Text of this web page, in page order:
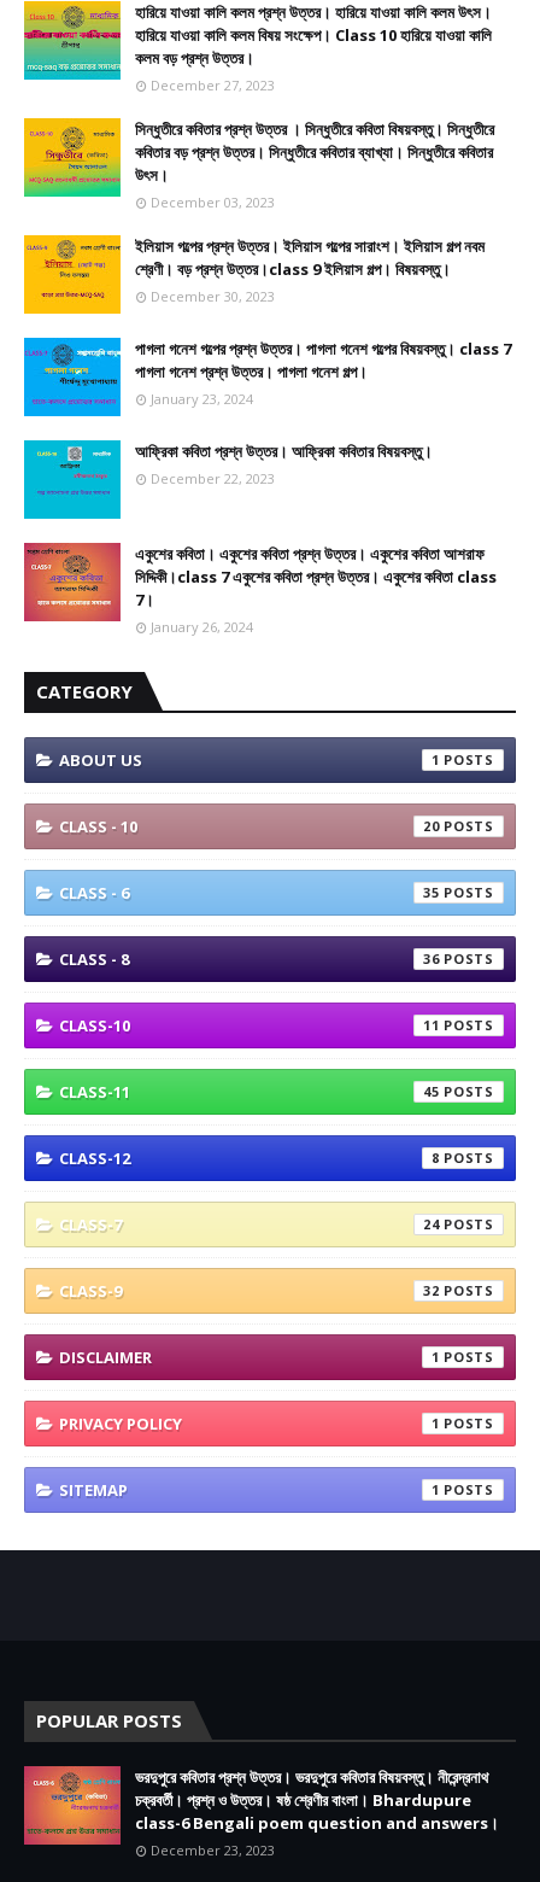
হারিয়ে যাওয়া কালি কলম প্রশ্ন উত্তর। হারিয়ে যাওয়া কালি কলম উৎস।
হারিয়ে যাওয়া কালি কলম বিষয় সংক্ষেপ। Class 10 হারিয়ে যাওয়া কালি
কলম বড় প্রশ্ন উত্তর।
December 27, 2023
সিন্ধুতীরে কবিতার প্রশ্ন উত্তর । সিন্ধুতীরে কবিতা বিষয়বস্তু। সিন্ধুতীরে
কবিতার বড় প্রশ্ন উত্তর। সিন্ধুতীরে কবিতার ব্যাখ্যা। সিন্ধুতীরে কবিতার
উৎস।
December 03, 2023
ইলিয়াস গল্পের প্রশ্ন উত্তর। ইলিয়াস গল্পের সারাংশ। ইলিয়াস গল্প নবম
শ্রেণী। বড় প্রশ্ন উত্তর।class 9 ইলিয়াস গল্প। বিষয়বস্তু।
December 30, 2023
পাগলা গনেশ গল্পের প্রশ্ন উত্তর। পাগলা গনেশ গল্পের বিষয়বস্তু। class 7
পাগলা গনেশ প্রশ্ন উত্তর। পাগলা গনেশ গল্প।
January 23, 2024
আফ্রিকা কবিতা প্রশ্ন উত্তর। আফ্রিকা কবিতার বিষয়বস্তু।
December 22, 2023
একুশের কবিতা। একুশের কবিতা প্রশ্ন উত্তর। একুশের কবিতা আশরাফ
সিদ্দিকী।class 7 একুশের কবিতা প্রশ্ন উত্তর। একুশের কবিতা class
7।
January 26, 2024
CATEGORY
ABOUT US 1
CLASS - 10 20
CLASS - 6 35
CLASS - 8 36
CLASS-10 11
CLASS-11 45
CLASS-12 8
CLASS-7 24
CLASS-9 32
DISCLAIMER 1
PRIVACY POLICY 1
SITEMAP 1
POPULAR POSTS
ভরদুপুরে কবিতার প্রশ্ন উত্তর। ভরদুপুরে কবিতার বিষয়বস্তু। নীরেন্দ্রনাথ
চক্রবর্তী। প্রশ্ন ও উত্তর। ষষ্ঠ শ্রেণীর বাংলা। Bhardupure
class-6 Bengali poem question and answers।
December 23, 2023